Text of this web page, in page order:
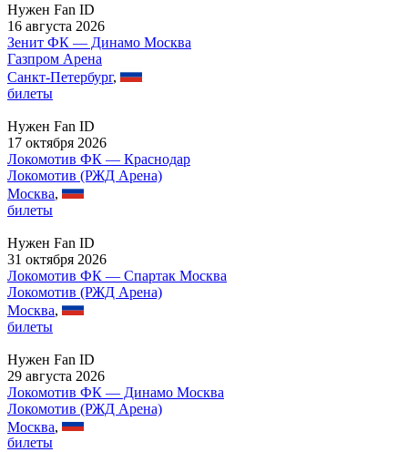
Нужен Fan ID
16 августа 2026
Зенит ФК — Динамо Москва
Газпром Арена
Санкт-Петербург,
билеты
Нужен Fan ID
17 октября 2026
Локомотив ФК — Краснодар
Локомотив (РЖД Арена)
Москва,
билеты
Нужен Fan ID
31 октября 2026
Локомотив ФК — Спартак Москва
Локомотив (РЖД Арена)
Москва,
билеты
Нужен Fan ID
29 августа 2026
Локомотив ФК — Динамо Москва
Локомотив (РЖД Арена)
Москва,
билеты